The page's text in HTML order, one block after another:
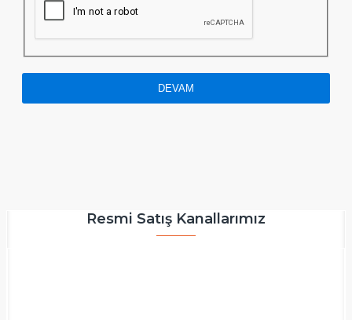
DEVAM
Resmi Satış Kanallarımız